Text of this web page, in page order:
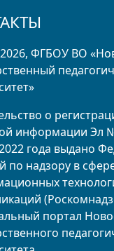
ФГБОУ ВО
о
информации Эл
года выдано
по надзору в
портал